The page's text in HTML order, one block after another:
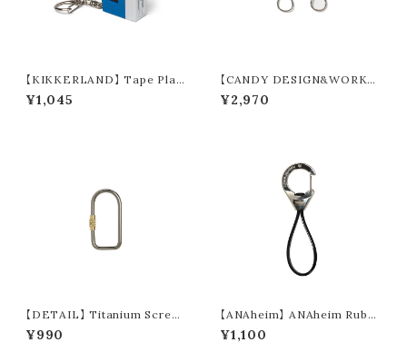
【KIKKERLAND】 Tape Play
er LED Keychain
¥1,045
【CANDY DESIGN&WORKS】
Maverick Revolving Keyrin
g (2colors) CHW-15
¥2,970
【DETAIL】 Titanium Screw
Lock Keyring "D-shape"
¥990
【ANAheim】 ANAheim Rubb
er Loop Carabiner "Nickel"
¥1,100